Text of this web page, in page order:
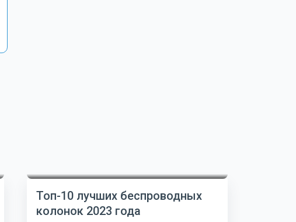
Топ-10 лучших беспроводных
колонок 2023 года